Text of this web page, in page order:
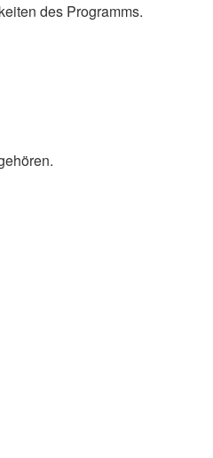
des Programms.